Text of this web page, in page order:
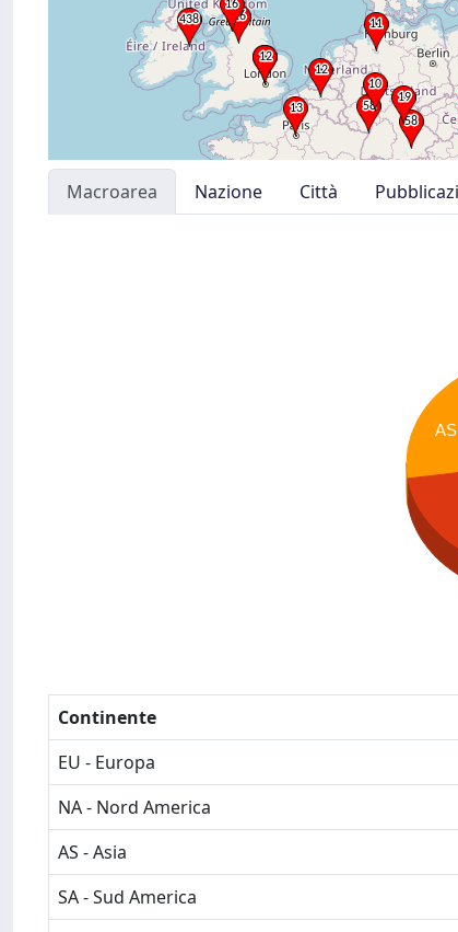
Macroarea Nazione Città
AS
Continente
EU - Europa
NA - Nord America
AS - Asia
SA - Sud America